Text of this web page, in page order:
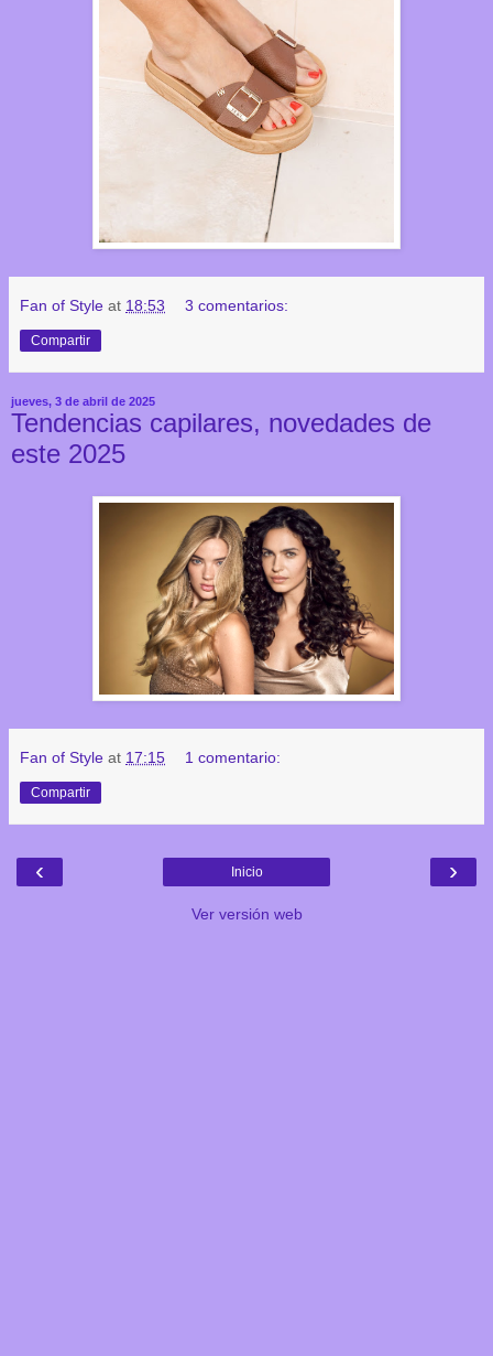
Fan of Style at 18:53 3 comentarios:
Compartir
jueves, 3 de abril de 2025
Tendencias capilares, novedades de
este 2025
Fan of Style at 17:15 1 comentario:
Compartir
‹ ›
Inicio
Ver versión web